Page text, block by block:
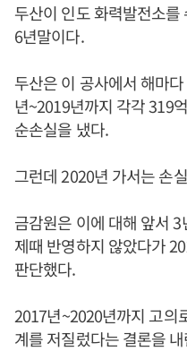
두산이 인도 화력발전소
6년말이다.
두산은 이 공사에서 해마
년~2019년까지 각각 319
순손실을 냈다.
그런데 2020년 가서는 손
금감원은 이에 대해 앞서
제때 반영하지 않았다가
판단했다.
2017년~2020년까지 고의
계를 저질렀다는 결론을